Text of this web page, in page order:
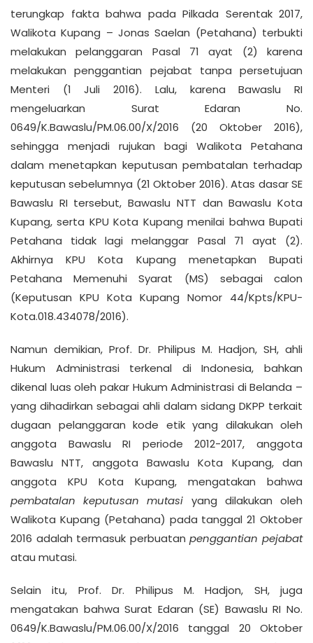
terungkap fakta bahwa pada Pilkada Serentak 2017,
Walikota Kupang – Jonas Saelan (Petahana) terbukti
melakukan pelanggaran Pasal 71 ayat (2) karena
melakukan penggantian pejabat tanpa persetujuan
Menteri (1 Juli 2016). Lalu, karena Bawaslu RI
mengeluarkan Surat Edaran No.
0649/K.Bawaslu/PM.06.00/X/2016 (20 Oktober 2016),
sehingga menjadi rujukan bagi Walikota Petahana
dalam menetapkan keputusan pembatalan terhadap
keputusan sebelumnya (21 Oktober 2016). Atas dasar SE
Bawaslu RI tersebut, Bawaslu NTT dan Bawaslu Kota
Kupang, serta KPU Kota Kupang menilai bahwa Bupati
Petahana tidak lagi melanggar Pasal 71 ayat (2).
Akhirnya KPU Kota Kupang menetapkan Bupati
Petahana Memenuhi Syarat (MS) sebagai calon
(Keputusan KPU Kota Kupang Nomor 44/Kpts/KPU-
Kota.018.434078/2016).
Namun demikian, Prof. Dr. Philipus M. Hadjon, SH, ahli
Hukum Administrasi terkenal di Indonesia, bahkan
dikenal luas oleh pakar Hukum Administrasi di Belanda –
yang dihadirkan sebagai ahli dalam sidang DKPP terkait
dugaan pelanggaran kode etik yang dilakukan oleh
anggota Bawaslu RI periode 2012-2017, anggota
Bawaslu NTT, anggota Bawaslu Kota Kupang, dan
anggota KPU Kota Kupang, mengatakan bahwa
pembatalan keputusan mutasi yang dilakukan oleh
Walikota Kupang (Petahana) pada tanggal 21 Oktober
2016 adalah termasuk perbuatanpenggantian pejabat
atau mutasi.
Selain itu, Prof. Dr. Philipus M. Hadjon, SH, juga
mengatakan bahwa Surat Edaran (SE) Bawaslu RI No.
0649/K.Bawaslu/PM.06.00/X/2016 tanggal 20 Oktober